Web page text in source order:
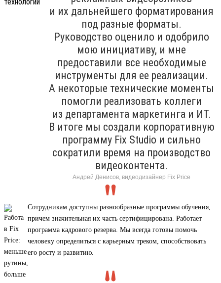
и их дальнейшего форматирования
под разные форматы.
Руководство оценило и одобрило
мою инициативу, и мне
предоставили все необходимые
инструменты для ее реализации.
А некоторые технические моменты
помогли реализовать коллеги
из департамента маркетинга и ИТ.
В итоге мы создали корпоративную
программу Fix Studio и сильно
сократили время на производство
видеоконтента.
Андрей Денисов, видеодизайнер Fix Price
Сотрудникам доступны разнообразные программы обучения,
причем значительная их часть сертифицирована. Работает
программа кадрового резерва. Мы всегда готовы помочь
человеку определиться с карьерным треком, способствовать
его росту и развитию.